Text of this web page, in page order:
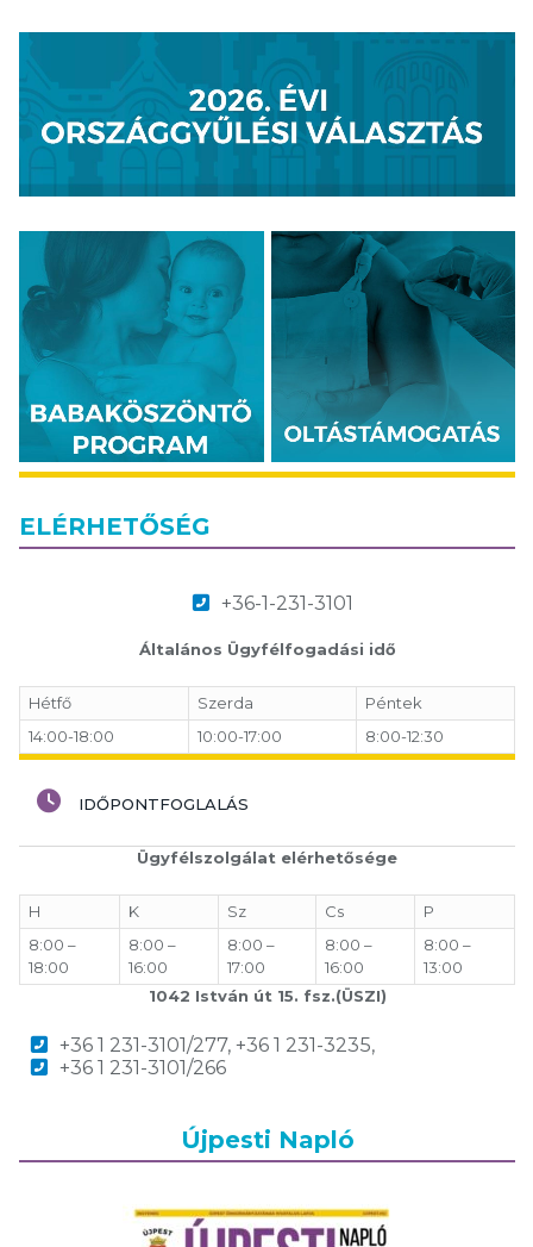
ELÉRHETŐSÉG
+36-1-231-3101
Általános Ügyfélfogadási idő
Hétfő Szerda
Péntek
14:00-18:00
10:00-17:00 8:00-12:30
IDŐPONTFOGLALÁS
Ügyfélszolgálat elérhetősége
H K Sz Cs
P
8:00 –
18:00
8:00 –
16:00
8:00 –
17:00
8:00 –
16:00
8:00 –
13:00
1042 István út 15. fsz.(ÜSZI)
+36 1 231-3101/277, +36 1 231-3235,
+36 1 231-3101/266
Újpesti Napló